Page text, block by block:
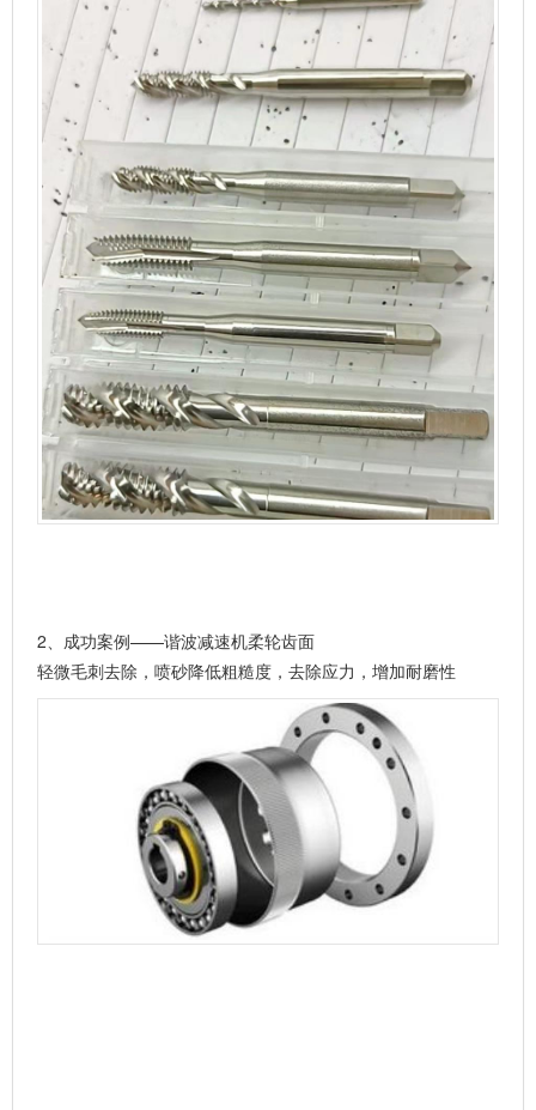
2、 成功案例——谐波减速机柔轮齿面
轻微毛刺去除，喷砂降低粗糙度，去除应力，增加耐磨性